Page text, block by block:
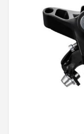
Stadsfietsen
Elektrische
Mountainbikes